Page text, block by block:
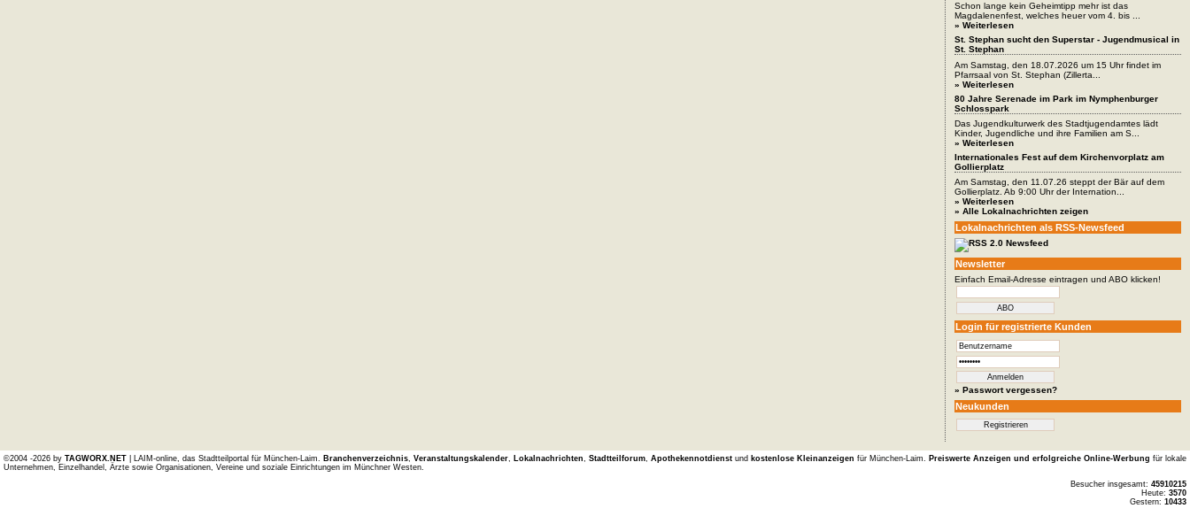
Schon lange kein Geheimtipp mehr ist das
Magdalenenfest, welches heuer vom 4. bis ...
» Weiterlesen
St. Stephan sucht den Superstar - Jugendmusical in
St. Stephan
Am Samstag, den 18.07.2026 um 15 Uhr findet im
Pfarrsaal von St. Stephan (Zillerta...
» Weiterlesen
80 Jahre Serenade im Park im Nymphenburger
Schlosspark
Das Jugendkulturwerk des Stadtjugendamtes lädt
Kinder, Jugendliche und ihre Familien am S...
» Weiterlesen
Internationales Fest auf dem Kirchenvorplatz am
Gollierplatz
Am Samstag, den 11.07.26 steppt der Bär auf dem
Gollierplatz. Ab 9:00 Uhr der Internation...
» Weiterlesen
» Alle Lokalnachrichten zeigen
Lokalnachrichten als RSS-Newsfeed
Newsletter
Einfach Email-Adresse eintragen und ABO klicken!
Login für registrierte Kunden
» Passwort vergessen?
Neukunden
©2004 -2026 by TAGWORX.NET| LAIM-online, das Stadtteilportal für München-Laim. Branchenverzeichnis, Veranstaltungskalender, Lokalnachrichten Stadtteilforum, Apothekennotdienstund kostenlose Kleinanzeigen für München-Laim. Preiswerte Anzeigen und erfolgreiche Online-Werbung für lokale
Unternehmen, Einzelhandel, Ärzte sowie Organisationen, Vereine und soziale Einrichtungen im Münchner Westen.
Besucher insgesamt:45910215
Heute:3570
Gestern:10433